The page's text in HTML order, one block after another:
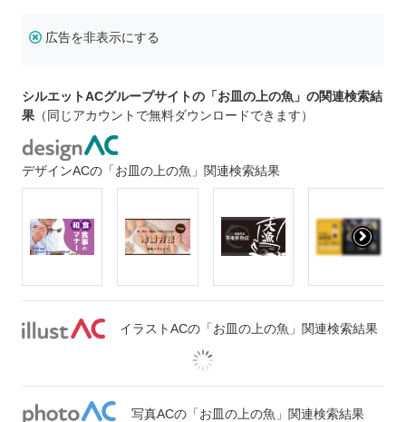
広告を非表示にする
シルエットACグループサイトの「お皿の上の魚」の関連検索結
果 （同じアカウントで無料ダウンロードできます）
デザインACの「お皿の上の魚」関連検索結果
イラストACの「お皿の上の魚」関連検索結果
写真ACの「お皿の上の魚」関連検索結果